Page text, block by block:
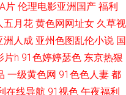
91国摸 青青草一本道国一二 欧
九九最新视频8 韩日av不卡 国产
臀导航 国产剧情一区 最新啪啪网
片 伦理电影亚洲国产 福利
五月花 黄色网网址女 久草视
洲人成 亚州色图乱伦小说 国
片h 91色婷婷瑟色 东京热狠
一级黄色网 91色色人妻 都
在线导航 91视色 午夜福利